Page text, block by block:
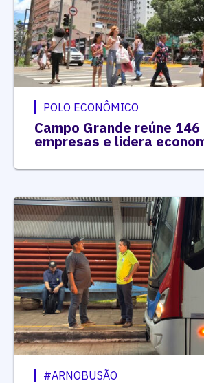
POLO ECONÔMICO
Campo Grande reúne 146
empresas e lidera
#ARNOBUSÃO